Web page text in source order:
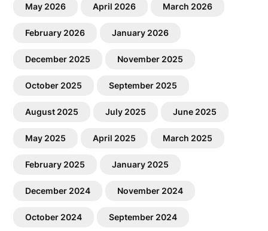
May 2026 April 2026 March 2026
February 2026 January 2026
December 2025 November 2025
October 2025 September 2025
August 2025 July 2025 June 2025
May 2025 April 2025 March 2025
February 2025 January 2025
December 2024 November 2024
October 2024 September 2024